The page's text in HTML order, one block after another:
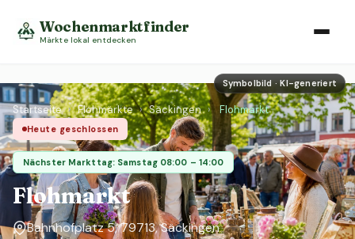
Wochenmarktfinder
Märkte lokal entdecken
Symbolbild · KI-generiert
Startseite › Flohmärkte › Säckingen › Flohmarkt
Heute geschlossen
Nächster Markttag: Samstag 08:00 – 14:00
Flohmarkt
Bahnhofplatz 5, 79713, Säckingen